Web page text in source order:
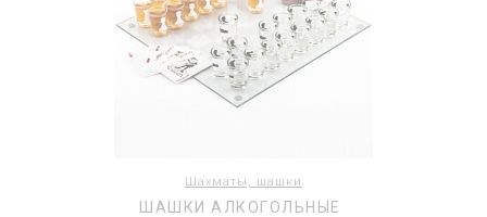
Шахматы, шашки
ШАШКИ АЛКОГОЛЬНЫЕ